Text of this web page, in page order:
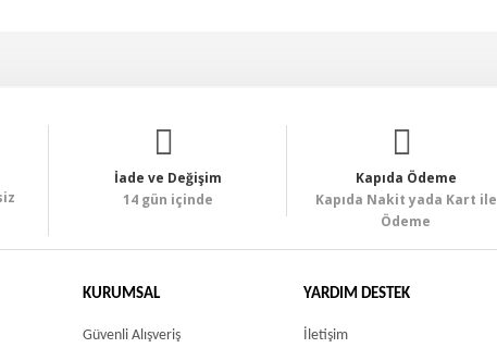
İade ve Değişim
14 gün içinde
Kapıda Ödeme
Kapıda Nakit yada Kart ile
Ödeme
KURUMSAL
Güvenli Alışveriş
YARDIM DESTEK
İletişim